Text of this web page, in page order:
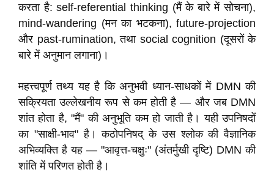
करता है: self-referential thinking (मैं के बारे में सोचना),
mind-wandering (मन का भटकना), future-projection
और past-rumination, तथा social cognition (दूसरों के
बारे में अनुमान लगाना)।
महत्त्वपूर्ण तथ्य यह है कि अनुभवी ध्यान-साधकों में DMN की
सक्रियता उल्लेखनीय रूप से कम होती है — और जब DMN
शांत होता है, "मैं" की अनुभूति कम हो जाती है। यही उपनिषदों
का "साक्षी-भाव" है। कठोपनिषद् के उस श्लोक की वैज्ञानिक
अभिव्यक्ति है यह — "आवृत्त-चक्षुः" (अंतर्मुखी दृष्टि) DMN की
शांति में परिणत होती है।